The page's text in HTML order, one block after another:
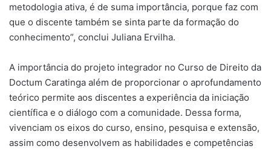
metodologia ativa, é de suma importância, porque faz com
que o discente também se sinta parte da formação do
conhecimento”, conclui Juliana Ervilha.
A importância do projeto integrador no Curso de Direito da
Doctum Caratinga além de proporcionar o aprofundamento
teórico permite aos discentes a experiência da iniciação
científica e o diálogo com a comunidade. Dessa forma,
vivenciam os eixos do curso, ensino, pesquisa e extensão,
assim como desenvolvem as habilidades e competências